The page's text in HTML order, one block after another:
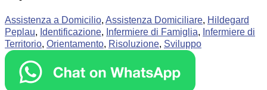
Assistenza a Domicilio, Assistenza Domiciliare, Hildegard
Peplau, Identificazione, Infermiere di Famiglia, Infermiere di
Territorio, Orientamento, Risoluzione, Sviluppo